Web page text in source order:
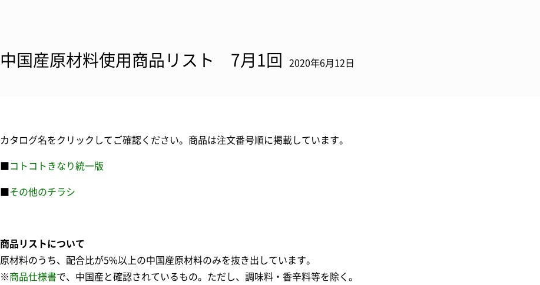
中国産原材料使用商品リスト 7月1回 2020年6月12日
カタログ名をクリックしてご確認ください。商品は注文番号順に掲載しています。
コトコトきなり統一版
その他のチラシ
商品リストについて
原材料のうち、配合比が5%以上の中国産原材料のみを抜き出しています。
※商品仕様書で、中国産と確認されているもの。ただし、調味料・香辛料等を除く。